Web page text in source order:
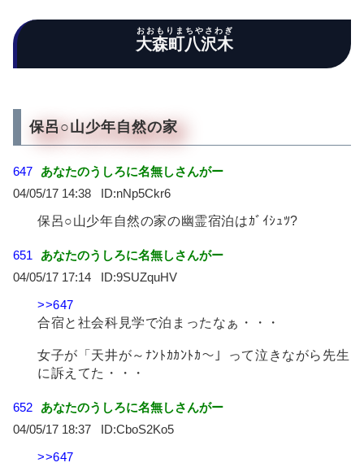
大森町八沢木
おおもりまちやさわぎ
保呂○山少年自然の家
647
あなたのうしろに名無しさんがー
04/05/17 14:38
nNp5Ckr6
保呂○山少年自然の家の幽霊宿泊はｶﾞｲｼｭﾂ?
651
あなたのうしろに名無しさんがー
04/05/17 17:14
9SUZquHV
>>647
合宿と社会科見学で泊まったなぁ・・・
女子が「天井が～ﾅﾝﾄｶｶﾝﾄｶ～」って泣きながら先生
に訴えてた・・・
652
あなたのうしろに名無しさんがー
04/05/17 18:37
CboS2Ko5
>>647